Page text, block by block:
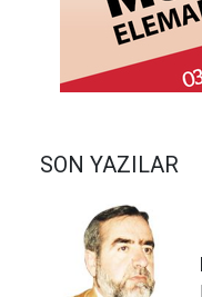
SON YAZILAR